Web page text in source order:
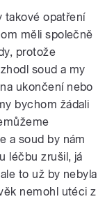
takové opatření
měli společně
protože
soud a my
ukončení nebo
bychom žádali
a soud by nám
léčbu zrušil, já
to už by nebyla
nemohl utéci z